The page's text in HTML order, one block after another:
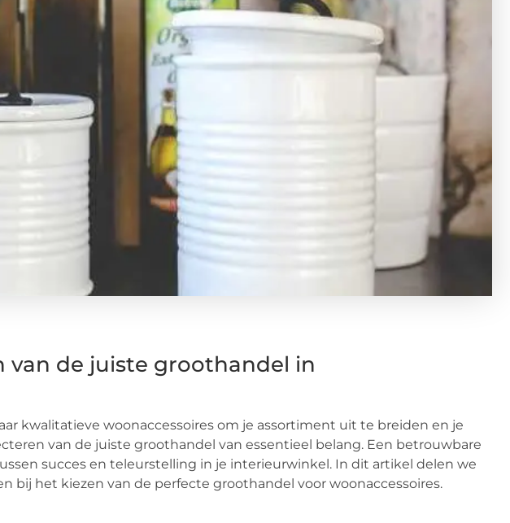
van de juiste groothandel in
kwalitatieve woonaccessoires om je assortiment uit te breiden en je
van de juiste groothandel van essentieel belang. Een betrouwbare
succes en teleurstelling in je interieurwinkel. In dit artikel delen we
bij het kiezen van de perfecte groothandel voor woonaccessoires.